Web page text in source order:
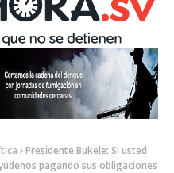
Presidente Bukele: Si usted
pagando sus obligaciones